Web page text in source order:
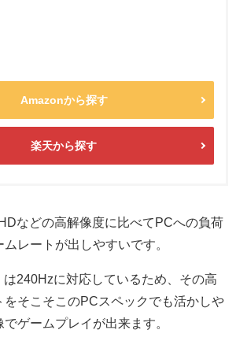
Amazonから探す
楽天から探す
などの高解像度に比べてPCへの負荷
レートが出しやすいです。
は240Hzに対応しているため、その高
をそこそこのPCスペックでも活かしや
ゲームプレイが出来ます。